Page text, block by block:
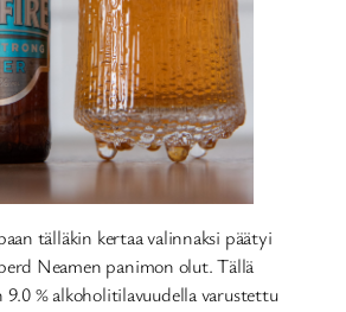
tälläkin kertaa valinnaksi päätyi
Neamen panimon olut. Tällä
9.0 % alkoholitilavuudella varustettu